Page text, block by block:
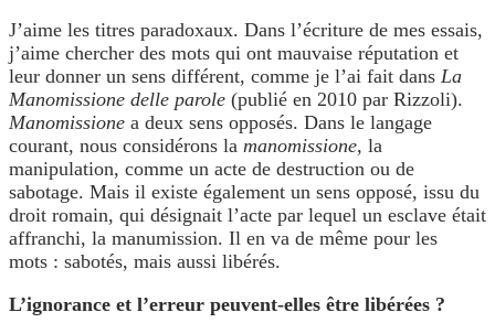
J’aime les titres paradoxaux. Dans l’écriture de mes essais,
j’aime chercher des mots qui ont mauvaise réputation et
leur donner un sens différent, comme je l’ai fait dans La
Manomissione delle parole (publié en 2010 par Rizzoli).
Manomissione a deux sens opposés. Dans le langage
courant, nous considérons la manomissione, la
manipulation, comme un acte de destruction ou de
sabotage. Mais il existe également un sens opposé, issu du
droit romain, qui désignait l’acte par lequel un esclave était
affranchi, la manumission. Il en va de même pour les
mots : sabotés, mais aussi libérés.
L’ignorance et l’erreur peuvent-elles être libérées ?